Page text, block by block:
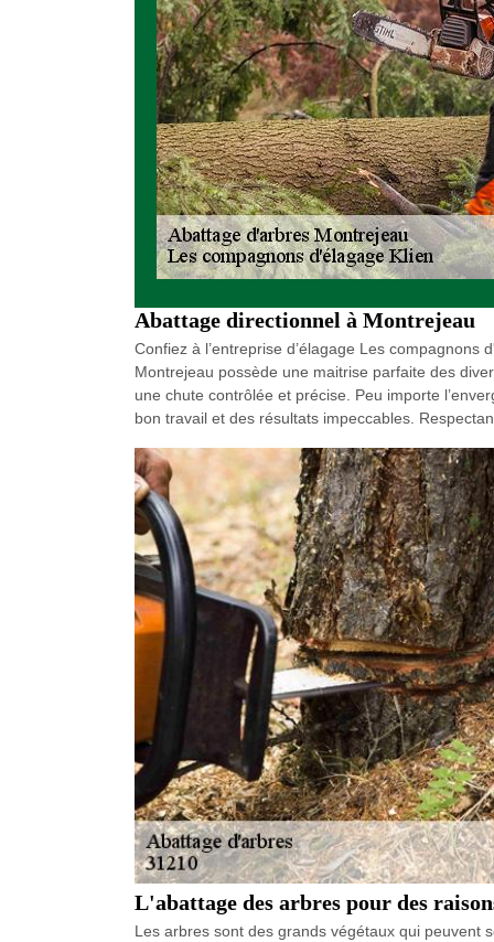
Abattage directionnel à Montrejeau
Confiez à l’entreprise d’élagage Les
Montrejeau possède une maitrise parfaite des
une chute contrôlée et précise. Peu importe
bon travail et des résultats impeccables.
L'abattage des arbres pour des
Les arbres sont des grands végétaux qui peuvent